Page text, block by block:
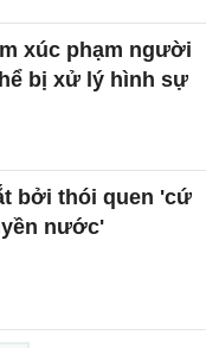
xúc phạm người
bị xử lý hình sự
bởi thói quen 'cứ
nước'